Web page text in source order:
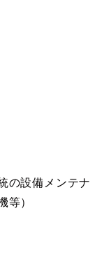
の設備メンテナ
等）